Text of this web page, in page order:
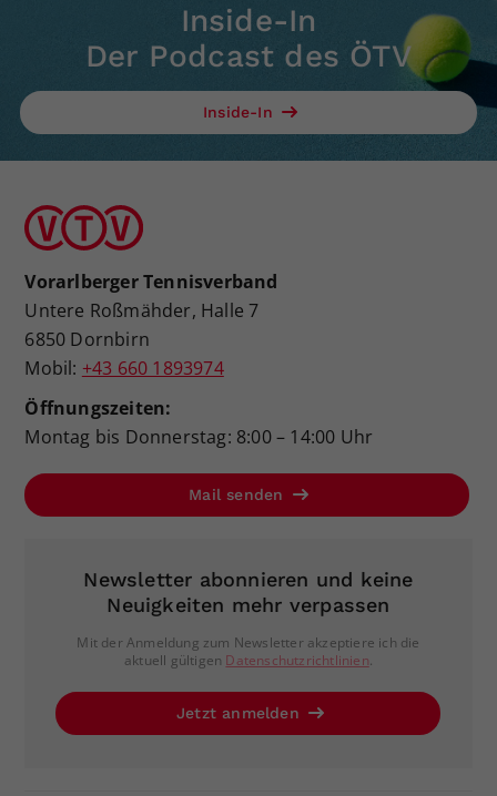
Inside-In
Der Podcast des ÖTV
Inside-In
Vorarlberger Tennisverband
Untere Roßmähder, Halle 7
6850 Dornbirn
Mobil: +43 660 1893974
Öffnungszeiten:
Montag bis Donnerstag: 8:00 – 14:00 Uhr
Mail senden
Newsletter abonnieren und keine
Neuigkeiten mehr verpassen
Mit der Anmeldung zum Newsletter akzeptiere ich die
aktuell gültigen Datenschutzrichtlinien.
Jetzt anmelden